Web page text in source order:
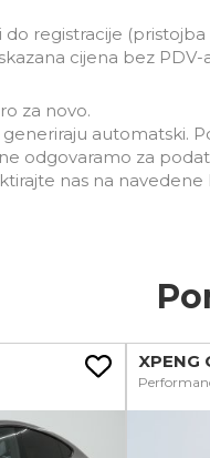
registracije (pristojba
cijena bez PDV-
za novo.
automatski.
odgovaramo za
nas na
XPENG